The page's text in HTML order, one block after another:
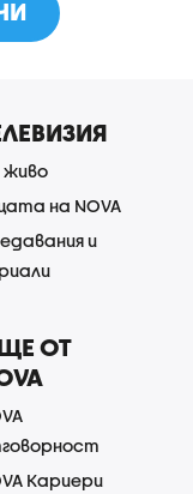
живо
на NOVA
и
ОТ
Кариери